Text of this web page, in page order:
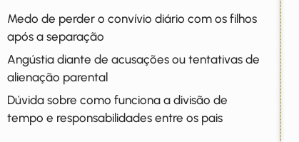
Medo de perder o convívio diário com os filhos
após a separação
Angústia diante de acusações ou tentativas de
alienação parental
Dúvida sobre como funciona a divisão de
tempo e responsabilidades entre os pais